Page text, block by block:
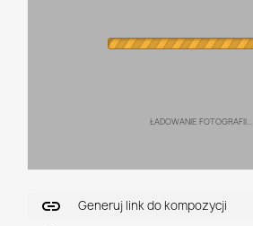
ŁADOWANIE FOTOGRAFII...
link
Generuj link do kompozycji